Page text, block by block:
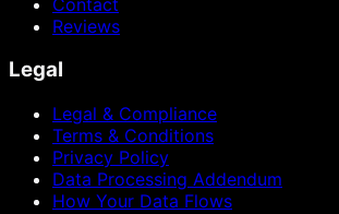
Reviews
Legal
Legal & Compliance
Terms & Conditions
Privacy Policy
Data Processing Addendum
How Your Data Flows